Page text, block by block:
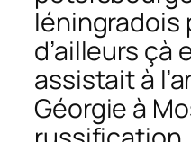
léningradois
d’ailleurs çà
assistait à
Géorgie à